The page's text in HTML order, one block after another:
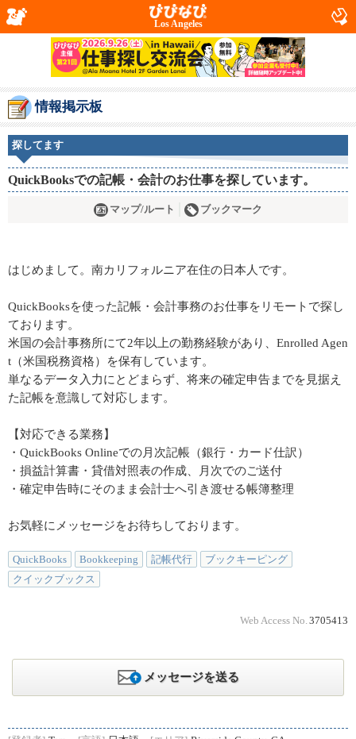
Los Angeles
情報掲示板
探してます
QuickBooksでの記帳・会計のお仕事を探しています。
マップ/ルート ブックマーク
はじめまして。南カリフォルニア在住の日本人です。
QuickBooksを使った記帳・会計事務のお仕事をリモートで探し
ております。
米国の会計事務所にて2年以上の勤務経験があり、Enrolled Agen
t（米国税務資格）を保有しています。
単なるデータ入力にとどまらず、将来の確定申告までを見据え
た記帳を意識して対応します。
【対応できる業務】
・QuickBooks Onlineでの月次記帳（銀行・カード仕訳）
・損益計算書・貸借対照表の作成、月次でのご送付
・確定申告時にそのまま会計士へ引き渡せる帳簿整理
お気軽にメッセージをお待ちしております。
QuickBooks Bookkeeping 記帳代行
ブックキーピング
クイックブックス
Web Access No. 3705413
メッセージを送る